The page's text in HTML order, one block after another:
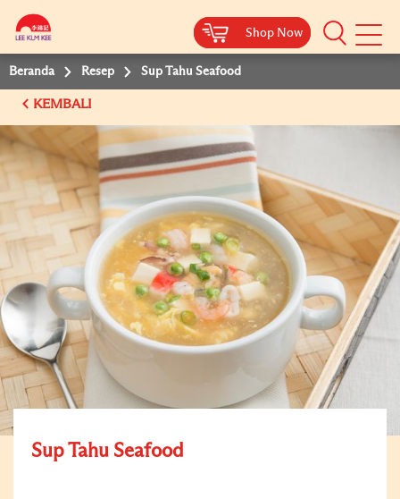
Shop Now
Shop Now
Beranda Resep Sup Tahu Seafood
KEMBALI
Sup Tahu Seafood